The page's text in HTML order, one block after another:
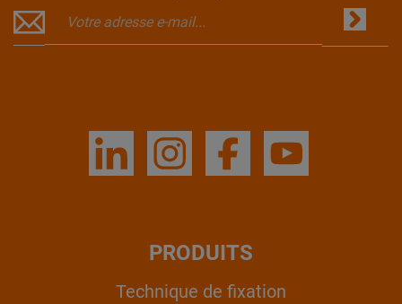
PRODUITS
Technique de fixation